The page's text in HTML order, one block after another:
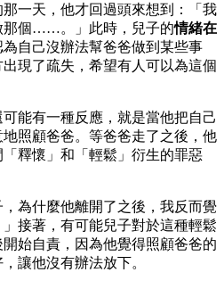
一天，他才回過頭來想到：「我
那個……。」此時，兒子的情緒在
為自己沒辦法幫爸爸做到某些事
現了疏失，希望有人可以為這個
能有一種反應，就是當他把自己
照顧爸爸。等爸爸走了之後，他
釋懷」和「輕鬆」衍生的罪惡
，為什麼他離開了之後，我反而覺
接著，有可能兒子對於這種輕鬆
始自責，因為他覺得照顧爸爸的
讓他沒有辦法放下。